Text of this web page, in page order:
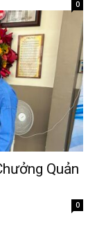
0
Quản
0